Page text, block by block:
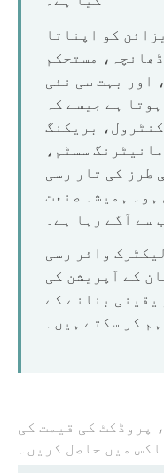
کو اپناتا
مستحکم
اور بہت سی نئی
ہے جیسے کہ
بریکنگ
سسٹم،
طرز کی تار رسی
ہو۔ ہمیشہ صنعت
سے آگے رہا ہے۔
وائر رسی
کے آپریشن کی
یقینی بنانے کے
کر سکتے ہیں۔
پروڈکٹ کی قیمت کی
میں حاصل کریں۔